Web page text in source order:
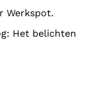
Werkspot.
Het belichten